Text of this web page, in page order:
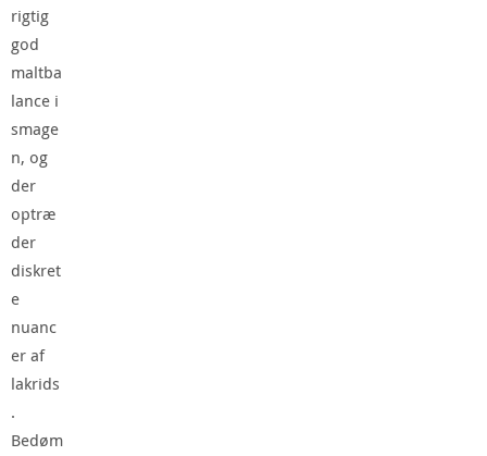
rigtig
god
maltba
lance i
smage
n, og
der
optræ
der
diskret
e
nuanc
er af
lakrids
.
Bedøm